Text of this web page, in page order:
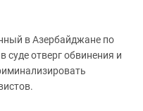
в Азербайджане по
суде отверг обвинения и